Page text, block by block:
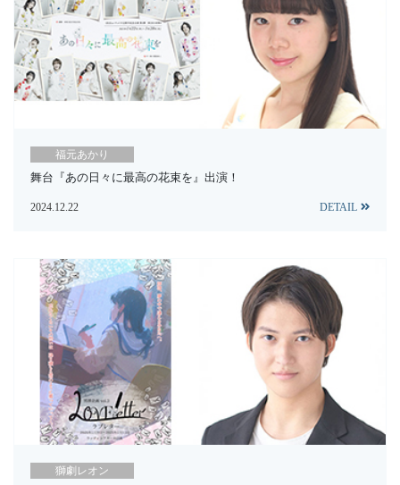
福元あかり
舞台『あの日々に最高の花束を』出演！
2024.12.22 DETAIL
獅劇レオン